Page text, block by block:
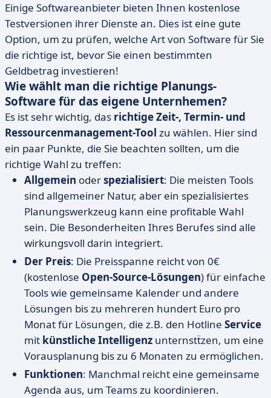
Einige Softwareanbieter bieten Ihnen kostenlose
Testversionen ihrer Dienste an. Dies ist eine gute
Option, um zu prüfen, welche Art von Software für Sie
die richtige ist, bevor Sie einen bestimmten
Geldbetrag investieren!
Wie wählt man die richtige Planungs-
Software für das eigene Unternhemen?
Es ist sehr wichtig, das richtige Zeit-, Termin- und
Ressourcenmanagement-Tool zu wählen. Hier sind
ein paar Punkte, die Sie beachten sollten, um die
richtige Wahl zu treffen:
Allgemein oderspezialisiert: Die meisten Tools
sind allgemeiner Natur, aber ein spezialisiertes
Planungswerkzeug kann eine profitable Wahl
sein. Die Besonderheiten Ihres Berufes sind alle
wirkungsvoll darin integriert.
Der Preis: Die Preisspanne reicht von 0€
(kostenlose Open-Source-Lösungen) für einfache
Tools wie gemeinsame Kalender und andere
Lösungen bis zu mehreren hundert Euro pro
Monat für Lösungen, die z.B. den Hotline Service
mit künstliche Intelligenz unternstẗzen, um eine
Vorausplanung bis zu 6 Monaten zu ermöglichen.
Funktionen: Manchmal reicht eine gemeinsame
Agenda aus, um Teams zu koordinieren.